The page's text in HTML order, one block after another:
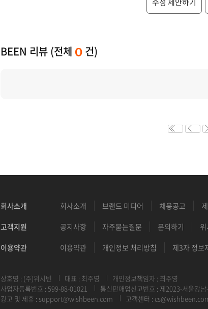
BEEN 리뷰 (전체 0 건)
회사소개 회사소개 브랜드 미디어 채용공고
고객지원 공지사항 자주묻는질문 문의하기
이용약관 이용약관 개인정보 처리방침 제3자 정보
상호명 : (주)위시빈 대표 : 최주영
개인정보책임자 : 최주영
사업자등록번호 : 599-88-01021
통신판매업신고번호 : 제2023-서울강
광고 및 제휴 : support@wishbeen.com 고객센터 :